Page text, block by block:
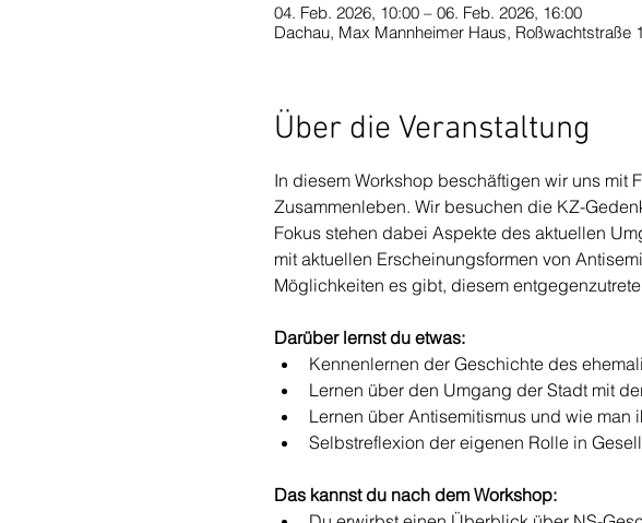
04. Feb. 2026, 10:00 – 06. Feb. 2026, 16:00
Dachau, Max Mannheimer Haus, Roßwachtstraße
Über die Veranstaltung
In diesem Workshop beschäftigen wir uns mit
Zusammenleben. Wir besuchen die KZ-
Fokus stehen dabei Aspekte des aktuellen
mit aktuellen Erscheinungsformen von
Möglichkeiten es gibt, diesem
Darüber lernst du etwas:
Kennenlernen der Geschichte des
Lernen über den Umgang der Stadt mit
Lernen über Antisemitismus und wie man
Selbstreflexion der eigenen Rolle in
Das kannst du nach dem Workshop: